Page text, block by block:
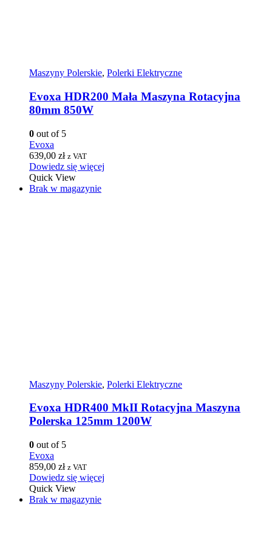
Maszyny Polerskie, Polerki Elektryczne
Evoxa HDR200 Mała Maszyna Rotacyjna
80mm 850W
0 out of 5
Evoxa
639,00 zł z VAT
Dowiedz się więcej
Quick View
Brak w magazynie
Maszyny Polerskie, Polerki Elektryczne
Evoxa HDR400 MkII Rotacyjna Maszyna
Polerska 125mm 1200W
0 out of 5
Evoxa
859,00 zł z VAT
Dowiedz się więcej
Quick View
Brak w magazynie